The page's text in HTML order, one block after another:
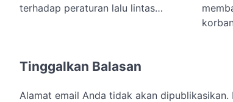
terhadap peraturan lalu lintas…
Tinggalkan Balasan
Alamat email Anda tidak akan dipublikasikan.